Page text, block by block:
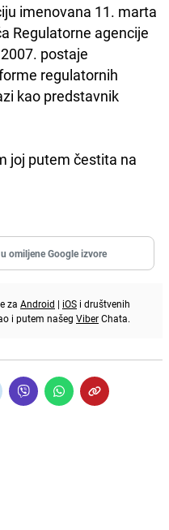
imenovana 11. marta
Regulatorne agencije
postaje
regulatornih
kao predstavnik
joj putem čestita na
omiljene Google izvore
za Android | iOS i društvenih
i putem našeg ViberChata.